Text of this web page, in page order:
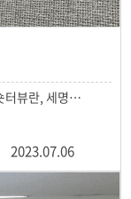
2023.07.06